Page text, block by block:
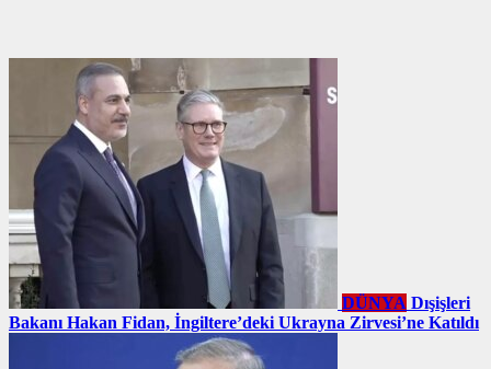
DÜNYA Dışişleri
Bakanı Hakan Fidan, İngiltere’deki Ukrayna Zirvesi’ne Katıldı